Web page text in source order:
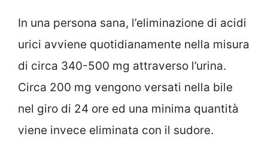
In una persona sana, l’eliminazione di acidi
urici avviene quotidianamente nella misura
di circa 340-500 mg attraverso l’urina.
Circa 200 mg vengono versati nella bile
nel giro di 24 ore ed una minima quantità
viene invece eliminata con il sudore.